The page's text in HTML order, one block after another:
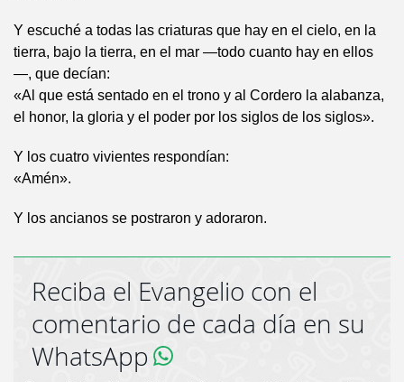
Y escuché a todas las criaturas que hay en el cielo, en la
tierra, bajo la tierra, en el mar —todo cuanto hay en ellos
—, que decían:
«Al que está sentado en el trono y al Cordero la alabanza,
el honor, la gloria y el poder por los siglos de los siglos».
Y los cuatro vivientes respondían:
«Amén».
Y los ancianos se postraron y adoraron.
Reciba el Evangelio con el
comentario de cada día en su
WhatsApp